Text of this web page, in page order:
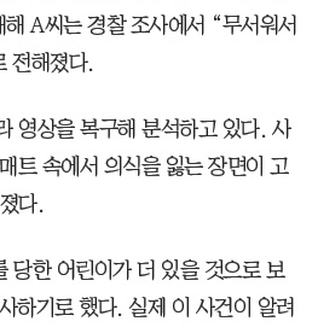
A씨는 경찰 조사에서 “무서워서
전해졌다.
영상을 복구해 분석하고 있다. 사
트 속에서 의식을 잃는 장면이 고
다.
당한 어린이가 더 있을 것으로 보
하기로 했다. 실제 이 사건이 알려